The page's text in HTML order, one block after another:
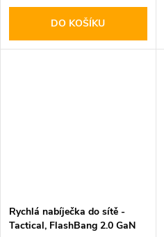
DO KOŠÍKU
Rychlá nabíječka do sítě -
Tactical, FlashBang 2.0 GaN